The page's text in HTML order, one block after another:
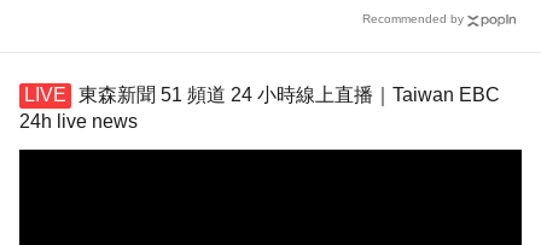
Recommended by
東森新聞 51 頻道 24 小時線上直播｜Taiwan EBC
24h live news